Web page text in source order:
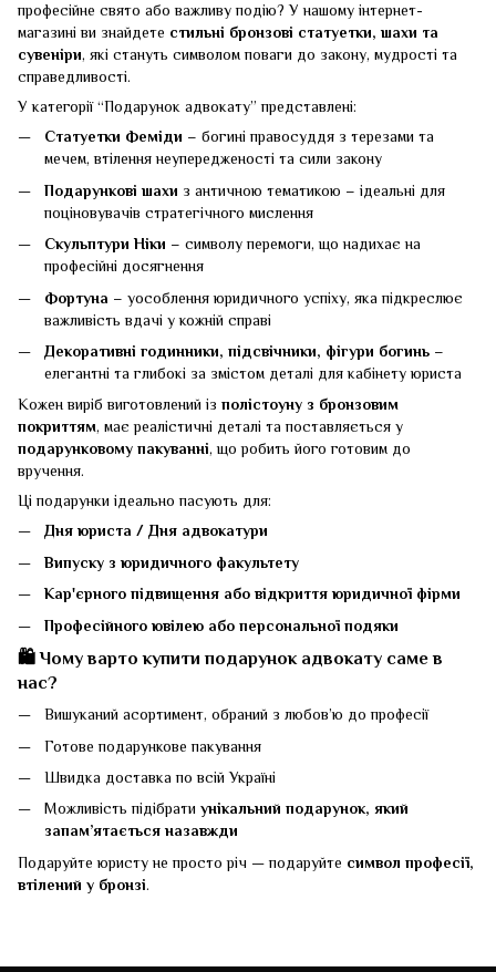
професійне свято або важливу подію? У нашому інтернет-
магазині ви знайдете стильні бронзові статуетки, шахи та
сувеніри, які стануть символом поваги до закону, мудрості та
справедливості.
У категорії “Подарунок адвокату” представлені:
Статуетки Феміди – богині правосуддя з терезами та
мечем, втілення неупередженості та сили закону
Подарункові шахи з античною тематикою – ідеальні для
поціновувачів стратегічного мислення
Скульптури Ніки – символу перемоги, що надихає на
професійні досягнення
Фортуна – уособлення юридичного успіху, яка підкреслює
важливість вдачі у кожній справі
Декоративні годинники, підсвічники, фігури богинь –
елегантні та глибокі за змістом деталі для кабінету юриста
Кожен виріб виготовлений із полістоуну з бронзовим
покриттям, має реалістичні деталі та поставляється у
подарунковому пакуванні, що робить його готовим до
вручення.
Ці подарунки ідеально пасують для:
Дня юриста / Дня адвокатури
Випуску з юридичного факультету
Кар'єрного підвищення або відкриття юридичної фірми
Професійного ювілею або персональної подяки
🛍 Чому варто купити подарунок адвокату саме в
нас?
Вишуканий асортимент, обраний з любов’ю до професії
Готове подарункове пакування
Швидка доставка по всій Україні
Можливість підібрати унікальний подарунок, який
запам’ятається назавжди
Подаруйте юристу не просто річ — подаруйте символ професії,
втілений у бронзі.